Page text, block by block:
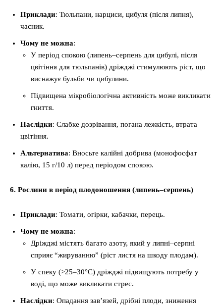
Приклади: Тюльпани, нарциси, цибуля (після липня),
часник.
Чому не можна:
У період спокою (липень–серпень для цибулі, після
цвітіння для тюльпанів) дріжджі стимулюють ріст, що
виснажує бульби чи цибулини.
Підвищена мікробіологічна активність може викликати
гниття.
Наслідки: Слабке дозрівання, погана лежкість, втрата
цвітіння.
Альтернатива: Вносьте калійні добрива (монофосфат
калію, 15 г/10 л) перед періодом спокою.
6. Рослини в період плодоношення (липень–серпень)
Приклади: Томати, огірки, кабачки, перець.
Чому не можна:
Дріжджі містять багато азоту, який у липні–серпні
сприяє “жируванню” (ріст листя на шкоду плодам).
У спеку (>25–30°C) дріжджі підвищують потребу у
воді, що може викликати стрес.
Наслідки: Опадання зав’язей, дрібні плоди, зниження